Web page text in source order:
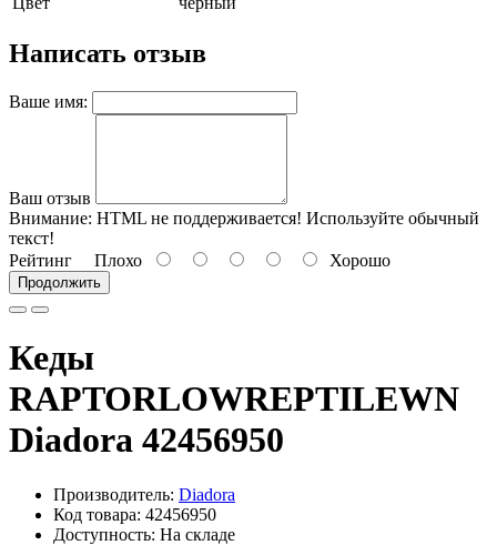
Написать отзыв
Ваше имя:
Ваш отзыв
Внимание: HTML не поддерживается! Используйте обычный
текст!
Рейтинг Плохо Хорошо
Продолжить
Кеды
RAPTORLOWREPTILEWN
Diadora 42456950
Производитель: Diadora
Код товара: 42456950
Доступность: На складе